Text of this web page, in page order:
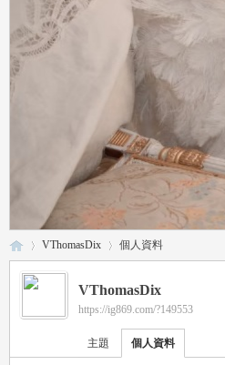
›
VThomasDix 個人資料
VThomasDix
https://ig869.com/?149553
主題 個人資料